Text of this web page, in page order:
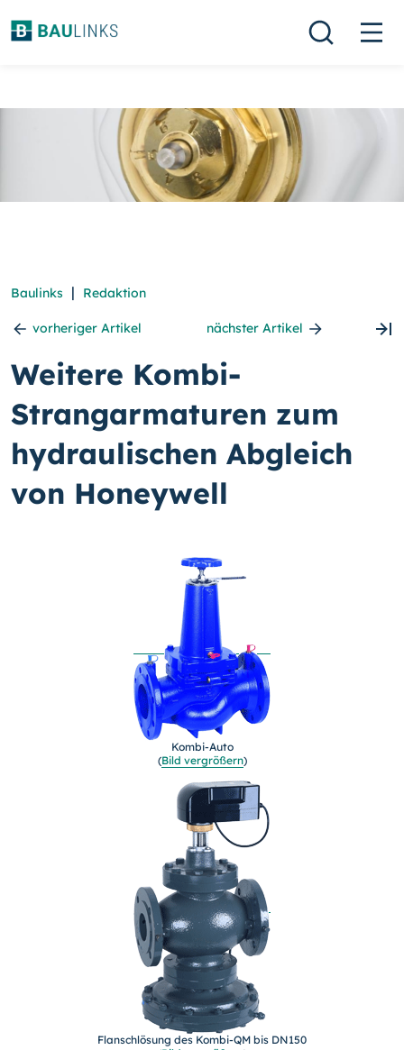
Baulinks | Redaktion
vorheriger Artikel nächster Artikel
Weitere Kombi-
Strangarmaturen zum
hydraulischen Abgleich
von Honeywell
Kombi-Auto
(Bild vergrößern)
Flanschlösung des Kombi-QM bis DN150